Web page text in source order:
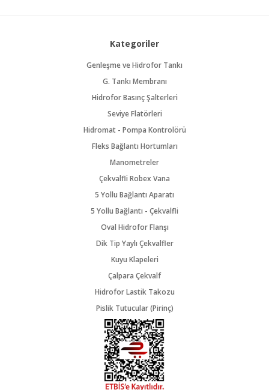
Kategoriler
Genleşme ve Hidrofor Tankı
G. Tankı Membranı
Hidrofor Basınç Şalterleri
Seviye Flatörleri
Hidromat - Pompa Kontrolörü
Fleks Bağlantı Hortumları
Manometreler
Çekvalfli Robex Vana
5 Yollu Bağlantı Aparatı
5 Yollu Bağlantı - Çekvalfli
Oval Hidrofor Flanşı
Dik Tip Yaylı Çekvalfler
Kuyu Klapeleri
Çalpara Çekvalf
Hidrofor Lastik Takozu
Pislik Tutucular (Pirinç)